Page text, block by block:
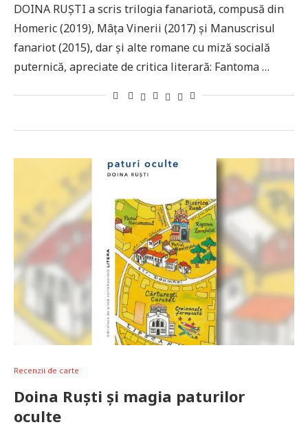
DOINA RUŞTI a scris trilogia fanariotă, compusă din
Homeric (2019), Mâța Vinerii (2017) și Manuscrisul
fanariot (2015), dar și alte romane cu miză socială
puternică, apreciate de critica literară: Fantoma …
Recenzii de carte
Doina Ruști și magia paturilor
oculte